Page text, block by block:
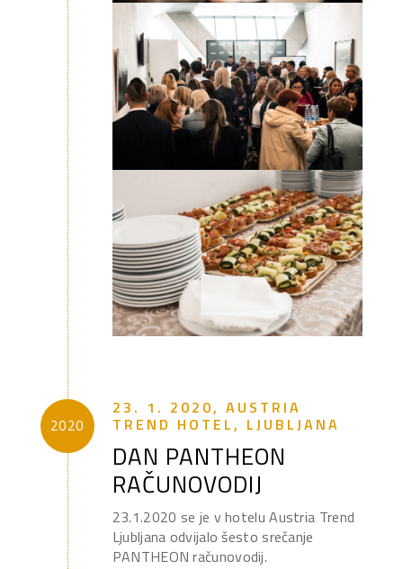
2020
23. 1. 2020, AUSTRIA
TREND HOTEL, LJUBLJANA
DAN PANTHEON
RAČUNOVODIJ
23.1.2020 se je v hotelu Austria Trend
Ljubljana odvijalo šesto srečanje
PANTHEON računovodij.